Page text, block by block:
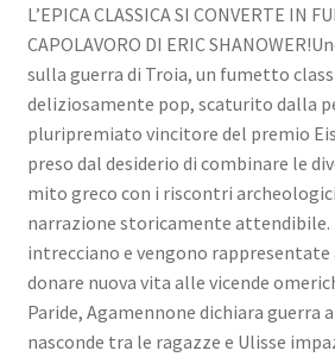
L’EPICA CLASSICA SI CONVERTE IN
CAPOLAVORO DI ERIC
sulla guerra di Troia, un fumetto
deliziosamente pop, scaturito dalla
pluripremiato vincitore del premio
preso dal desiderio di combinare le
mito greco con i riscontri
narrazione storicamente attendibile.
intrecciano e vengono
donare nuova vita alle vicende
Paride, Agamennone dichiara guerra
nasconde tra le ragazze e Ulisse